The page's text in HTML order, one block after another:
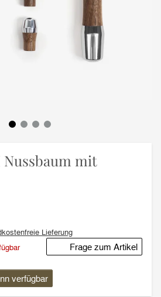
mit
Lieferung
Frage zum Artikel
verfügbar